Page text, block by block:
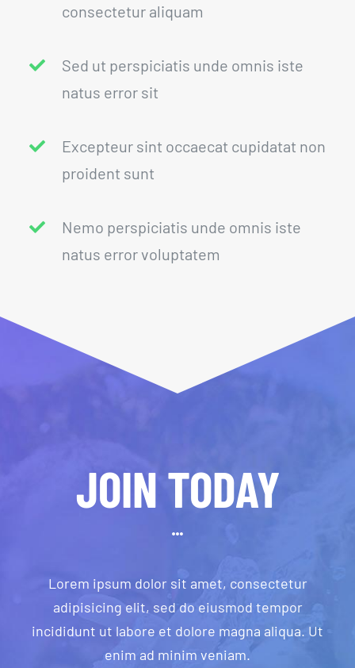
consectetur aliquam
Sed ut perspiciatis unde omnis iste
natus error sit
Excepteur sint occaecat cupidatat non
proident sunt
Nemo perspiciatis unde omnis iste
natus error voluptatem
JOIN TODAY
Lorem ipsum dolor sit amet, consectetur
adipisicing elit, sed do eiusmod tempor
incididunt ut labore et dolore magna aliqua. Ut
enim ad minim veniam.